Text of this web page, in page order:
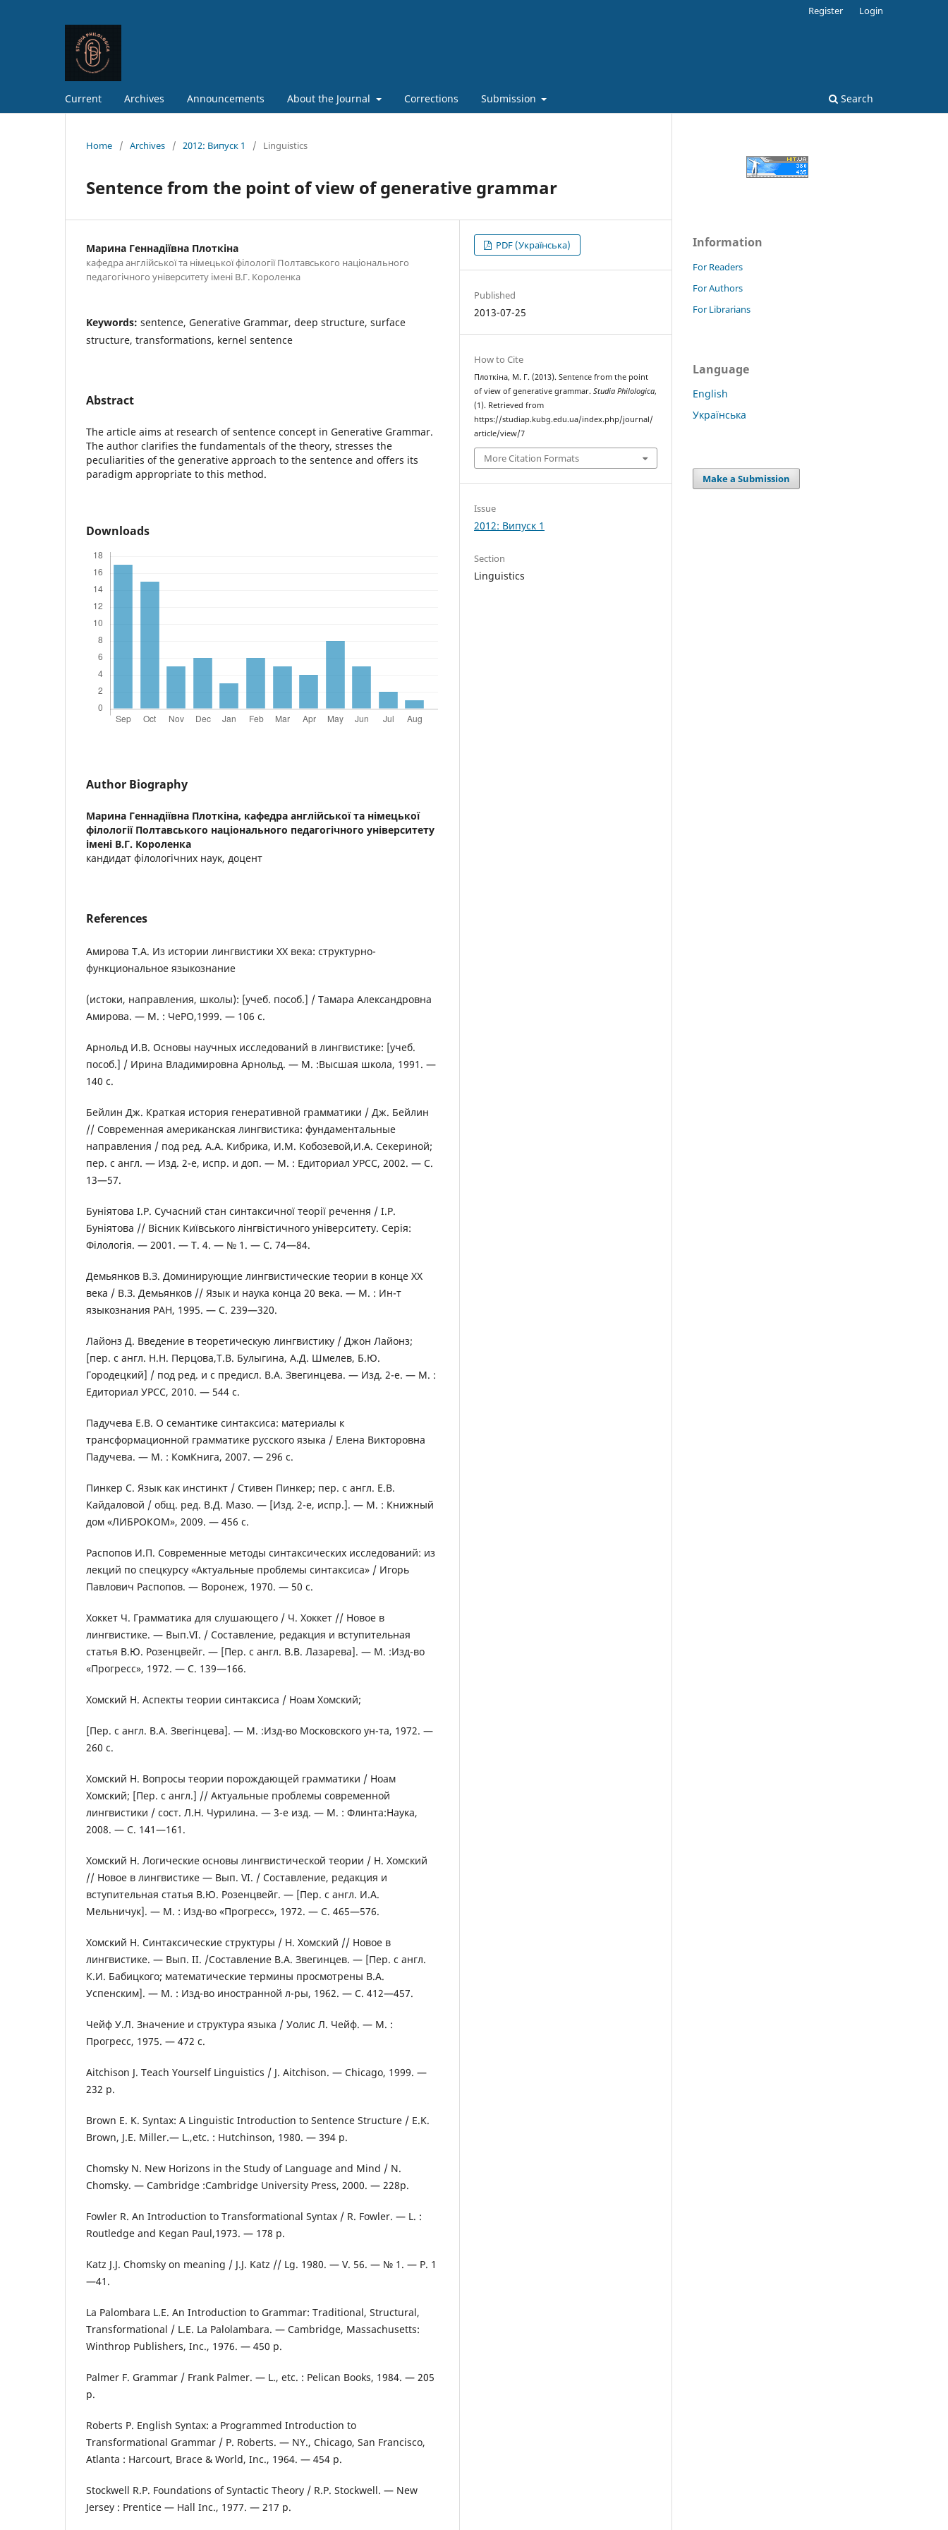
Current Archives Announcements About the Journal Corrections Submission Search
Register Login
Home / Archives / 2012: Випуск 1 / Linguistics
Sentence from the point of view of generative grammar
Марина Геннадіївна Плоткіна
кафедра англійської та німецької філології Полтавського національного
педагогічного університету імені В.Г. Короленка
Keywords: sentence, Generative Grammar, deep structure, surface
structure, transformations, kernel sentence
Abstract
The article aims at research of sentence concept in Generative Grammar.
The author clarifies the fundamentals of the theory, stresses the
peculiarities of the generative approach to the sentence and offers its
paradigm appropriate to this method.
Downloads
Author Biography
Марина Геннадіївна Плоткіна, кафедра англійської та німецької
філології Полтавського національного педагогічного університету
імені В.Г. Короленка
кандидат філологічних наук, доцент
References
Амирова Т.А. Из истории лингвистики ХХ века: структурно-
функциональное языкознание
(истоки, направления, школы): [учеб. пособ.] / Тамара Александровна
Амирова. — М. : ЧеРО,1999. — 106 с.
Арнольд И.В. Основы научных исследований в лингвистике: [учеб.
пособ.] / Ирина Владимировна Арнольд. — М. :Высшая школа, 1991. —
140 с.
Бейлин Дж. Краткая история генеративной грамматики / Дж. Бейлин
// Современная американская лингвистика: фундаментальные
направления / под ред. А.А. Кибрика, И.М. Кобозевой,И.А. Секериной;
пер. с англ. — Изд. 2-е, испр. и доп. — М. : Едиториал УРСС, 2002. — С.
13—57.
Буніятова І.Р. Сучасний стан синтаксичної теорії речення / І.Р.
Буніятова // Вісник Київського лінгвістичного університету. Серія:
Філологія. — 2001. — Т. 4. — № 1. — С. 74—84.
Демьянков В.З. Доминирующие лингвистические теории в конце ХХ
века / В.З. Демьянков // Язык и наука конца 20 века. — М. : Ин-т
языкознания РАН, 1995. — С. 239—320.
Лайонз Д. Введение в теоретическую лингвистику / Джон Лайонз;
[пер. с англ. Н.Н. Перцова,Т.В. Булыгина, А.Д. Шмелев, Б.Ю.
Городецкий] / под ред. и с предисл. В.А. Звегинцева. — Изд. 2-е. — М. :
Едиториал УРСС, 2010. — 544 с.
Падучева Е.В. О семантике синтаксиса: материалы к
трансформационной грамматике русского языка / Елена Викторовна
Падучева. — М. : КомКнига, 2007. — 296 с.
Пинкер С. Язык как инстинкт / Стивен Пинкер; пер. с англ. Е.В.
Кайдаловой / общ. ред. В.Д. Мазо. — [Изд. 2-е, испр.]. — М. : Книжный
дом «ЛИБРОКОМ», 2009. — 456 с.
Распопов И.П. Современные методы синтаксических исследований: из
лекций по спецкурсу «Актуальные проблемы синтаксиса» / Игорь
Павлович Распопов. — Воронеж, 1970. — 50 с.
Хоккет Ч. Грамматика для слушающего / Ч. Хоккет // Новое в
лингвистике. — Вып.VI. / Составление, редакция и вступительная
статья В.Ю. Розенцвейг. — [Пер. с англ. В.В. Лазарева]. — М. :Изд-во
«Прогресс», 1972. — С. 139—166.
Хомский Н. Аспекты теории синтаксиса / Ноам Хомский;
[Пер. с англ. В.А. Звегінцева]. — М. :Изд-во Московского ун-та, 1972. —
260 с.
Хомский Н. Вопросы теории порождающей грамматики / Ноам
Хомский; [Пер. с англ.] // Актуальные проблемы современной
лингвистики / сост. Л.Н. Чурилина. — 3-е изд. — М. : Флинта:Наука,
2008. — С. 141—161.
Хомский Н. Логические основы лингвистической теории / Н. Хомский
// Новое в лингвистике — Вып. VI. / Составление, редакция и
вступительная статья В.Ю. Розенцвейг. — [Пер. с англ. И.А.
Мельничук]. — М. : Изд-во «Прогресс», 1972. — С. 465—576.
Хомский Н. Синтаксические структуры / Н. Хомский // Новое в
лингвистике. — Вып. ІІ. /Составление В.А. Звегинцев. — [Пер. с англ.
К.И. Бабицкого; математические термины просмотрены В.А.
Успенским]. — М. : Изд-во иностранной л-ры, 1962. — С. 412—457.
Чейф У.Л. Значение и структура языка / Уолис Л. Чейф. — М. :
Прогресс, 1975. — 472 с.
Aitchison J. Teach Yourself Linguistics / J. Aitchison. — Chicago, 1999. —
232 p.
Brown E. K. Syntax: A Linguistic Introduction to Sentence Structure / E.K.
Brown, J.E. Miller.— L.,etc. : Hutchinson, 1980. — 394 p.
Chomsky N. New Horizons in the Study of Language and Mind / N.
Chomsky. — Cambridge :Cambridge University Press, 2000. — 228p.
Fowler R. An Introduction to Transformational Syntax / R. Fowler. — L. :
Routledge and Kegan Paul,1973. — 178 p.
Katz J.J. Chomsky on meaning / J.J. Katz // Lg. 1980. — V. 56. — № 1. — P. 1
—41.
La Palombara L.E. An Introduction to Grammar: Traditional, Structural,
Transformational / L.E. La Palolambara. — Cambridge, Massachusetts:
Winthrop Publishers, Inc., 1976. — 450 p.
Palmer F. Grammar / Frank Palmer. — L., etc. : Pelican Books, 1984. — 205
p.
Roberts P. English Syntax: a Programmed Introduction to
Transformational Grammar / P. Roberts. — NY., Chicago, San Francisco,
Atlanta : Harcourt, Brace & World, Inc., 1964. — 454 p.
Stockwell R.P. Foundations of Syntactic Theory / R.P. Stockwell. — New
Jersey : Prentice — Hall Inc., 1977. — 217 p.
PDF (Українська)
Published
2013-07-25
How to Cite
Плоткіна, М. Г. (2013). Sentence from the point
of view of generative grammar.Studia Philologica,
(1). Retrieved from
https://studiap.kubg.edu.ua/index.php/journal/
article/view/7
More Citation Formats
Issue
2012: Випуск 1
Section
Linguistics
Information
For Readers
For Authors
For Librarians
Language
English
Українська
Make a Submission